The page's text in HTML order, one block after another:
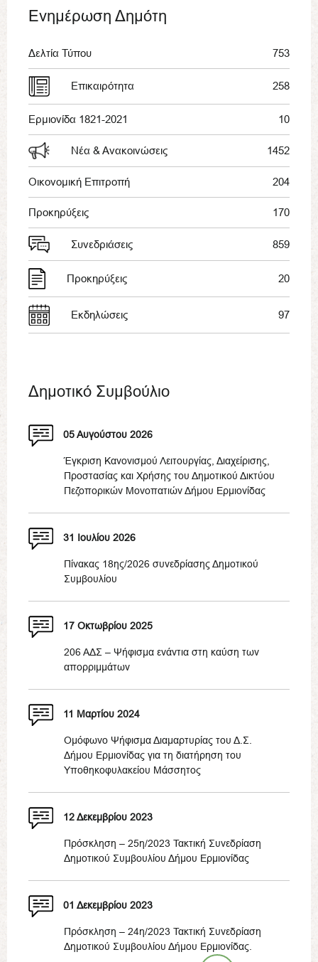
Ενημέρωση Δημότη
Δελτία Τύπου 753
Επικαιρότητα 258
Ερμιονίδα 1821-2021 10
Νέα & Ανακοινώσεις 1452
Οικονομική Επιτροπή 204
Προκηρύξεις 170
Συνεδριάσεις 859
Προκηρύξεις 20
Εκδηλώσεις 97
Δημοτικό Συμβούλιο
05 Αυγούστου 2026
Έγκριση Κανονισμού Λειτουργίας, Διαχείρισης,
Προστασίας και Χρήσης του Δημοτικού Δικτύου
Πεζοπορικών Μονοπατιών Δήμου Ερμιονίδας
31 Ιουλίου 2026
Πίνακας 18ης/2026 συνεδρίασης Δημοτικού
Συμβουλίου
17 Οκτωβρίου 2025
206 ΑΔΣ – Ψήφισμα ενάντια στη καύση των
απορριμμάτων
11 Μαρτίου 2024
Ομόφωνο Ψήφισμα Διαμαρτυρίας του Δ.Σ.
Δήμου Ερμιονίδας για τη διατήρηση του
Υποθηκοφυλακείου Μάσσητος
12 Δεκεμβρίου 2023
Πρόσκληση – 25η/2023 Τακτική Συνεδρίαση
Δημοτικού Συμβουλίου Δήμου Ερμιονίδας
01 Δεκεμβρίου 2023
Πρόσκληση – 24η/2023 Τακτική Συνεδρίαση
Δημοτικού Συμβουλίου Δήμου Ερμιονίδας.